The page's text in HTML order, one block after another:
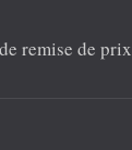
remise de prix